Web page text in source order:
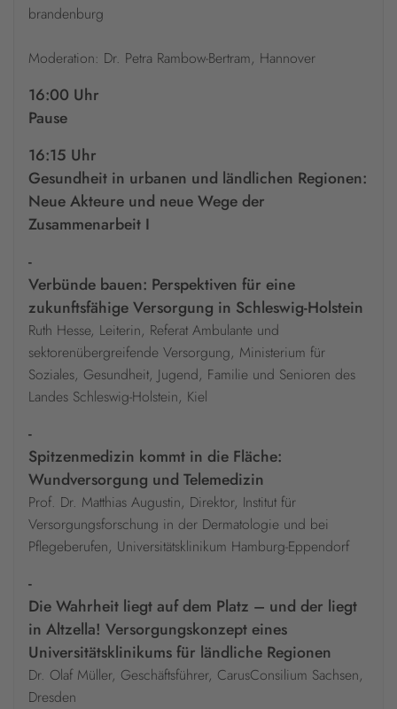
brandenburg
Moderation: Dr. Petra Rambow-Bertram, Hannover
16:00 Uhr
Pause
16:15 Uhr
Gesundheit in urbanen und ländlichen Regionen:
Neue Akteure und neue Wege der
Zusammenarbeit I
-
Verbünde bauen: Perspektiven für eine
zukunftsfähige Versorgung in Schleswig-Holstein
Ruth Hesse, Leiterin, Referat Ambulante und
sektorenübergreifende Versorgung, Ministerium für
Soziales, Gesundheit, Jugend, Familie und Senioren des
Landes Schleswig-Holstein, Kiel
-
Spitzenmedizin kommt in die Fläche:
Wundversorgung und Telemedizin
Prof. Dr. Matthias Augustin, Direktor, Institut für
Versorgungsforschung in der Dermatologie und bei
Pflegeberufen, Universitätsklinikum Hamburg-Eppendorf
-
Die Wahrheit liegt auf dem Platz – und der liegt
in Altzella! Versorgungskonzept eines
Universitätsklinikums für ländliche Regionen
Dr. Olaf Müller, Geschäftsführer, CarusConsilium Sachsen,
Dresden